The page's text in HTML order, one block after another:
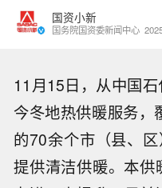
国资小新
国务院国资委新闻中心
11月15日，从中国
今冬地热供暖服务，
的70余个市（县、
提供清洁供暖。本